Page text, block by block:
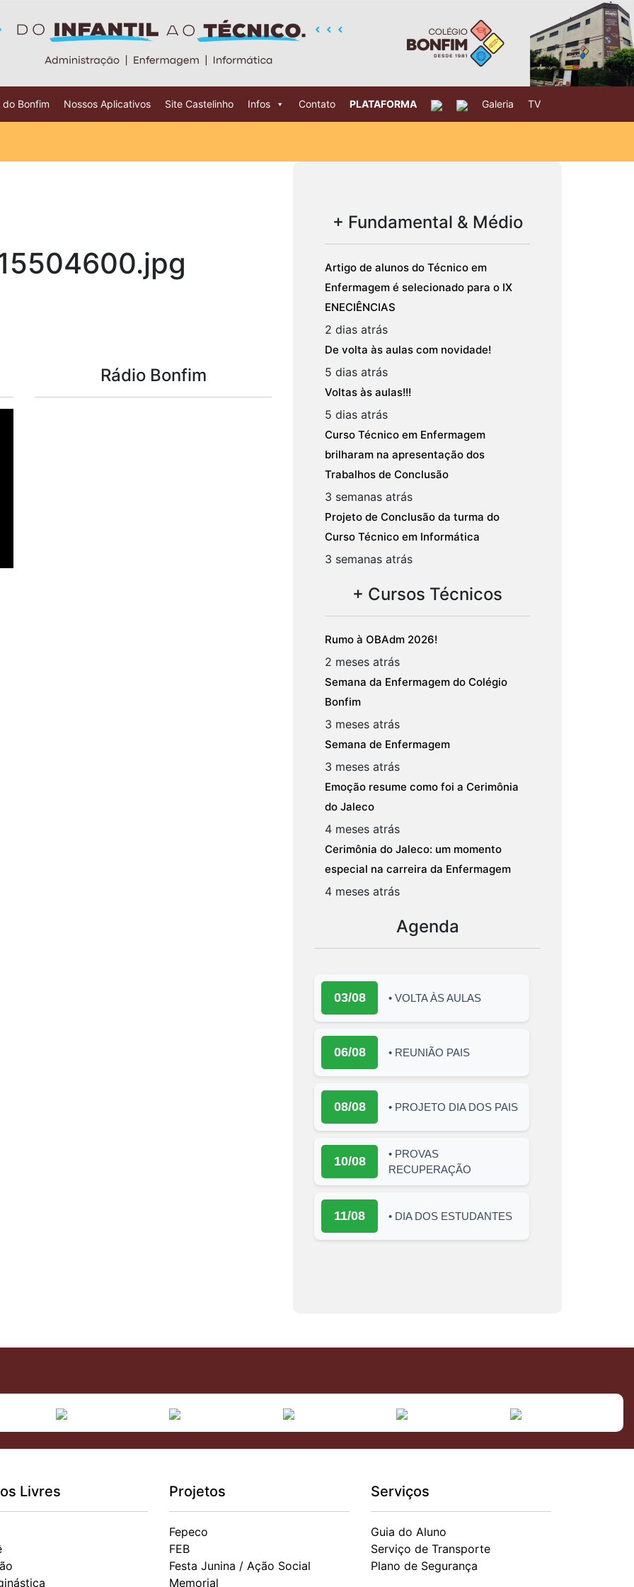
do Bonfim Nossos Aplicativos Site Castelinho Infos Contato PLATAFORMA Galeria TV
Rádio Bonfim
+ Fundamental & Médio
Artigo de alunos do Técnico em
Enfermagem é selecionado para o IX
ENECIÊNCIAS
2 dias atrás
De volta às aulas com novidade!
5 dias atrás
Voltas às aulas!!!
5 dias atrás
Curso Técnico em Enfermagem
brilharam na apresentação dos
Trabalhos de Conclusão
3 semanas atrás
Projeto de Conclusão da turma do
Curso Técnico em Informática
3 semanas atrás
+ Cursos Técnicos
Rumo à OBAdm 2026!
2 meses atrás
Semana da Enfermagem do Colégio
Bonfim
3 meses atrás
Semana de Enfermagem
3 meses atrás
Emoção resume como foi a Cerimônia
do Jaleco
4 meses atrás
Cerimônia do Jaleco: um momento
especial na carreira da Enfermagem
4 meses atrás
Agenda
03/08 • VOLTA ÀS AULAS
06/08 • REUNIÃO PAIS
08/08 • PROJETO DIA DOS PAIS
10/08
• PROVAS
RECUPERAÇÃO
11/08 • DIA DOS ESTUDANTES
Livres Projetos
Fepeco
FEB
Festa Junina / Ação Social
Memorial
Serviços
Guia do Aluno
Serviço de Transporte
Plano de Segurança